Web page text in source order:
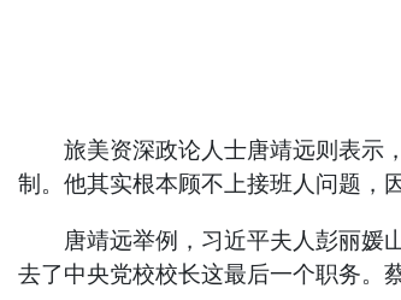
旅美资深政论人士唐靖远则表示，
制。他其实根本顾不上接班人问题，
唐靖远举例，习近平夫人彭丽媛山
去了中央党校校长这最后一个职务。